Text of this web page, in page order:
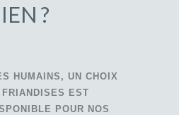
?
HUMAINS, UN CHOIX
EST
POUR NOS